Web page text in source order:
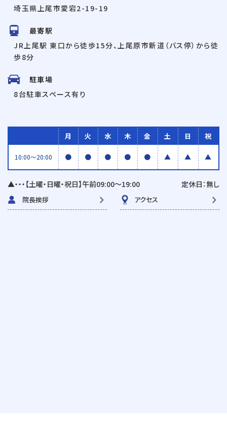
埼玉県上尾市愛宕2-19-19
最寄駅
JR上尾駅 東口から徒歩15分、上尾原市新道（バス停）から徒
歩8分
駐車場
8台駐車スペース有り
月 火 水 木 金 土 日 祝
10:00〜20:00 ● ● ● ● ● ▲ ▲ ▲
▲・・・【土曜・日曜・祝日】午前09:00〜19:00 定休日：無し
院長挨拶 アクセス